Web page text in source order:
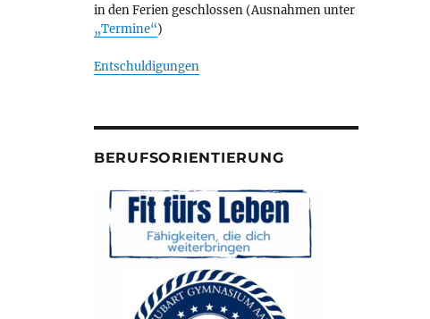
in den Ferien geschlossen (Ausnahmen unter
„Termine“)
Entschuldigungen
BERUFSORIENTIERUNG